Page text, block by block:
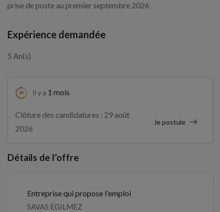
prise de poste au premier septembre 2026
Expérience demandée
5 An(s)
Il y a 1 mois
Clôture des candidatures : 29 août
2026
Je postule
Détails de l’offre
Entreprise qui propose l'emploi
SAVAS EGILMEZ